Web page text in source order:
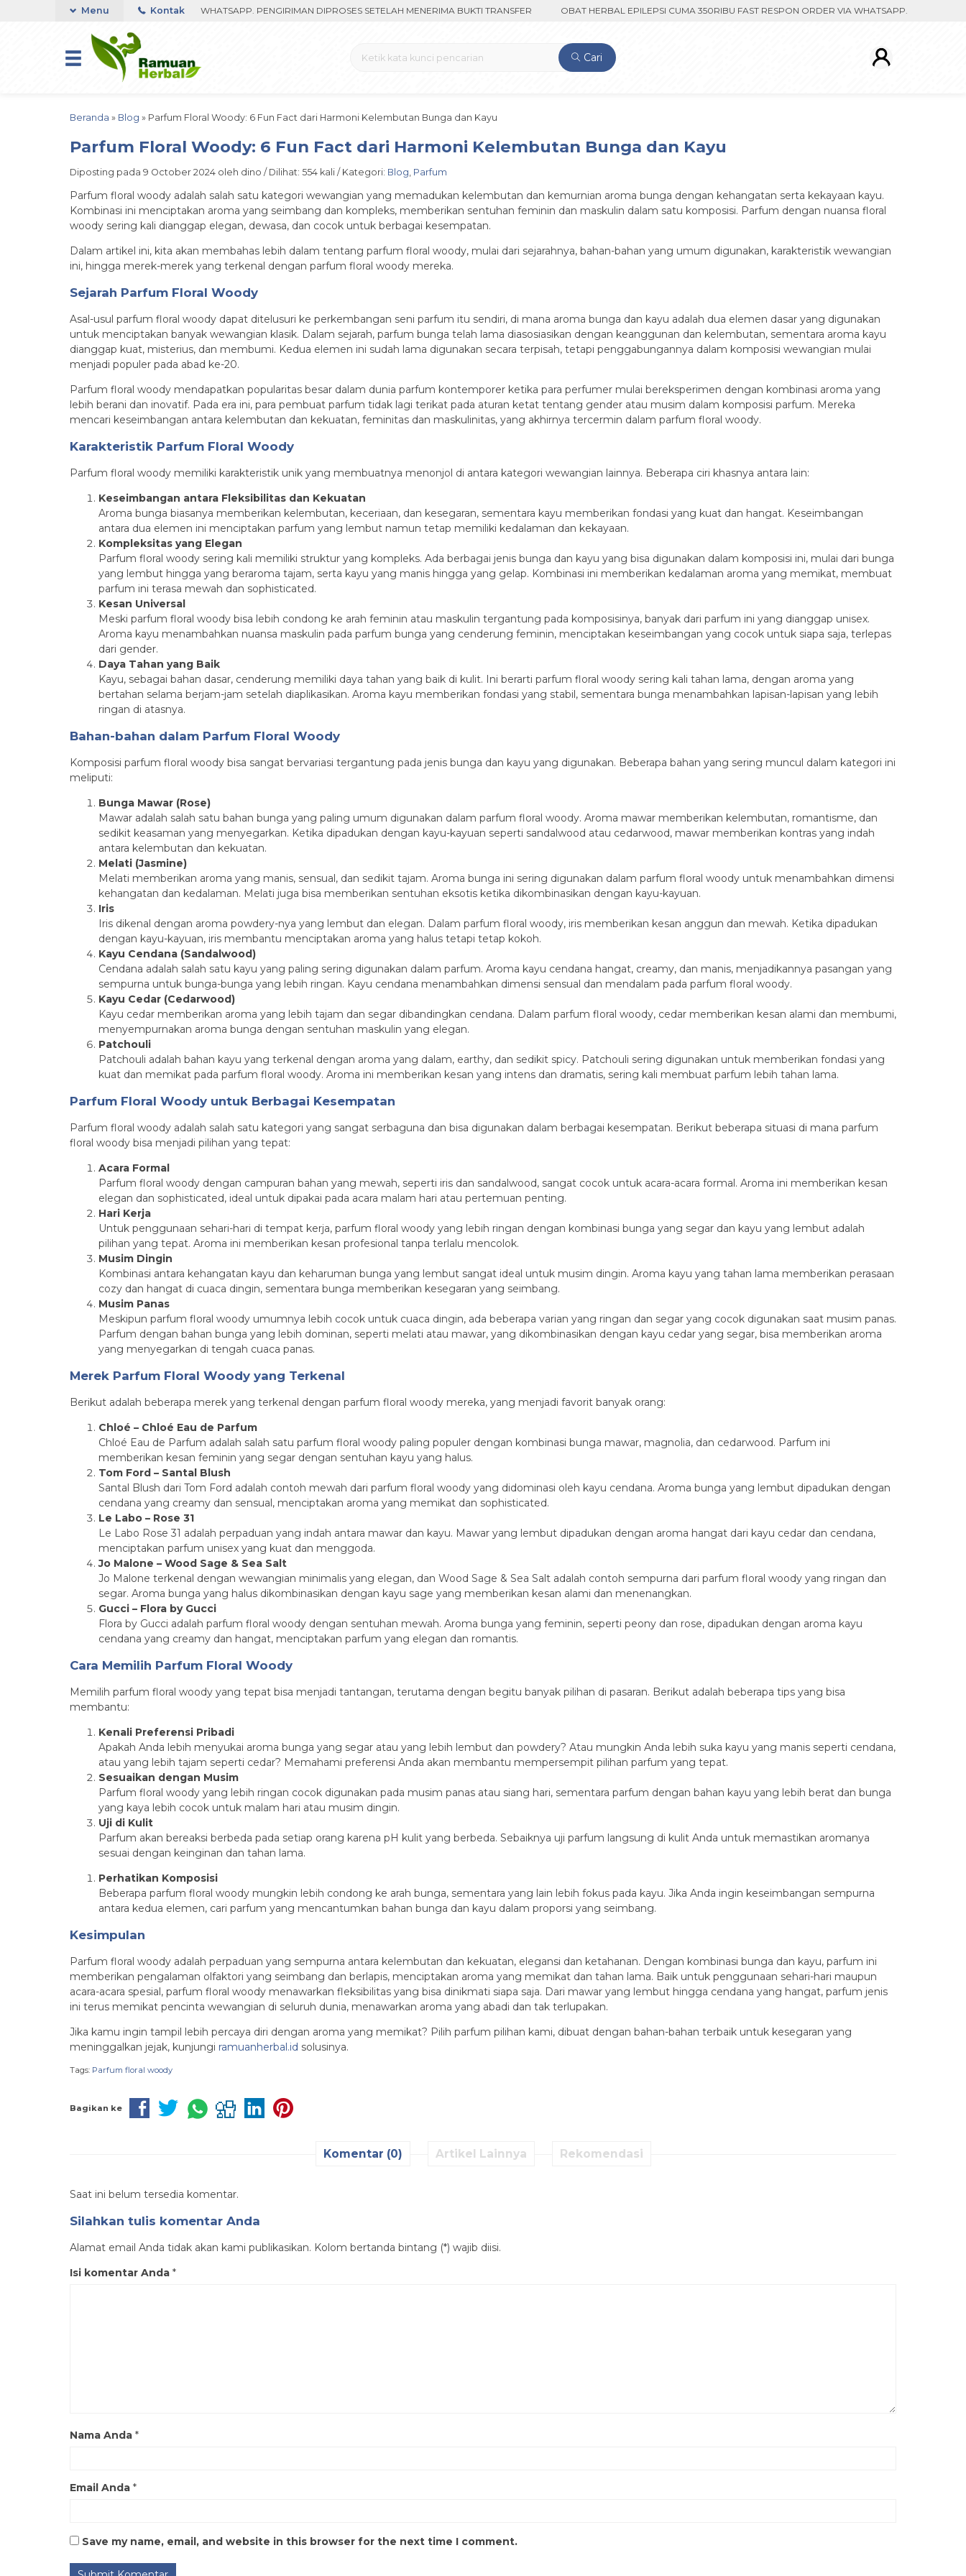
350RIBU FAST RESPON ORDER VIA WHATSAPP. PENGIRIMAN DIPROSES SETELAH MENERIMA BUKTI TRANSFER OBAT HERBAL EPILEPSI CUMA 350RIBU FAST RESPON ORDER VIA WHATSAPP. PENGIRIMAN
Menu Kontak
Cari
Beranda » Blog » Parfum Floral Woody: 6 Fun Fact dari Harmoni Kelembutan Bunga dan Kayu
Parfum Floral Woody: 6 Fun Fact dari Harmoni Kelembutan Bunga dan Kayu
Diposting pada 9 October 2024 oleh dino / Dilihat: 554 kali / Kategori: Blog, Parfum
Parfum floral woody adalah salah satu kategori wewangian yang memadukan kelembutan dan kemurnian aroma bunga dengan kehangatan serta kekayaan kayu.
Kombinasi ini menciptakan aroma yang seimbang dan kompleks, memberikan sentuhan feminin dan maskulin dalam satu komposisi. Parfum dengan nuansa floral
woody sering kali dianggap elegan, dewasa, dan cocok untuk berbagai kesempatan.
Dalam artikel ini, kita akan membahas lebih dalam tentang parfum floral woody, mulai dari sejarahnya, bahan-bahan yang umum digunakan, karakteristik wewangian
ini, hingga merek-merek yang terkenal dengan parfum floral woody mereka.
Sejarah Parfum Floral Woody
Asal-usul parfum floral woody dapat ditelusuri ke perkembangan seni parfum itu sendiri, di mana aroma bunga dan kayu adalah dua elemen dasar yang digunakan
untuk menciptakan banyak wewangian klasik. Dalam sejarah, parfum bunga telah lama diasosiasikan dengan keanggunan dan kelembutan, sementara aroma kayu
dianggap kuat, misterius, dan membumi. Kedua elemen ini sudah lama digunakan secara terpisah, tetapi penggabungannya dalam komposisi wewangian mulai
menjadi populer pada abad ke-20.
Parfum floral woody mendapatkan popularitas besar dalam dunia parfum kontemporer ketika para perfumer mulai bereksperimen dengan kombinasi aroma yang
lebih berani dan inovatif. Pada era ini, para pembuat parfum tidak lagi terikat pada aturan ketat tentang gender atau musim dalam komposisi parfum. Mereka
mencari keseimbangan antara kelembutan dan kekuatan, feminitas dan maskulinitas, yang akhirnya tercermin dalam parfum floral woody.
Karakteristik Parfum Floral Woody
Parfum floral woody memiliki karakteristik unik yang membuatnya menonjol di antara kategori wewangian lainnya. Beberapa ciri khasnya antara lain:
Keseimbangan antara Fleksibilitas dan Kekuatan
Aroma bunga biasanya memberikan kelembutan, keceriaan, dan kesegaran, sementara kayu memberikan fondasi yang kuat dan hangat. Keseimbangan
antara dua elemen ini menciptakan parfum yang lembut namun tetap memiliki kedalaman dan kekayaan.
Kompleksitas yang Elegan
Parfum floral woody sering kali memiliki struktur yang kompleks. Ada berbagai jenis bunga dan kayu yang bisa digunakan dalam komposisi ini, mulai dari bunga
yang lembut hingga yang beraroma tajam, serta kayu yang manis hingga yang gelap. Kombinasi ini memberikan kedalaman aroma yang memikat, membuat
parfum ini terasa mewah dan sophisticated.
Kesan Universal
Meski parfum floral woody bisa lebih condong ke arah feminin atau maskulin tergantung pada komposisinya, banyak dari parfum ini yang dianggap unisex.
Aroma kayu menambahkan nuansa maskulin pada parfum bunga yang cenderung feminin, menciptakan keseimbangan yang cocok untuk siapa saja, terlepas
dari gender.
Daya Tahan yang Baik
Kayu, sebagai bahan dasar, cenderung memiliki daya tahan yang baik di kulit. Ini berarti parfum floral woody sering kali tahan lama, dengan aroma yang
bertahan selama berjam-jam setelah diaplikasikan. Aroma kayu memberikan fondasi yang stabil, sementara bunga menambahkan lapisan-lapisan yang lebih
ringan di atasnya.
Bahan-bahan dalam Parfum Floral Woody
Komposisi parfum floral woody bisa sangat bervariasi tergantung pada jenis bunga dan kayu yang digunakan. Beberapa bahan yang sering muncul dalam kategori ini
meliputi:
Bunga Mawar (Rose)
Mawar adalah salah satu bahan bunga yang paling umum digunakan dalam parfum floral woody. Aroma mawar memberikan kelembutan, romantisme, dan
sedikit keasaman yang menyegarkan. Ketika dipadukan dengan kayu-kayuan seperti sandalwood atau cedarwood, mawar memberikan kontras yang indah
antara kelembutan dan kekuatan.
Melati (Jasmine)
Melati memberikan aroma yang manis, sensual, dan sedikit tajam. Aroma bunga ini sering digunakan dalam parfum floral woody untuk menambahkan dimensi
kehangatan dan kedalaman. Melati juga bisa memberikan sentuhan eksotis ketika dikombinasikan dengan kayu-kayuan.
Iris
Iris dikenal dengan aroma powdery-nya yang lembut dan elegan. Dalam parfum floral woody, iris memberikan kesan anggun dan mewah. Ketika dipadukan
dengan kayu-kayuan, iris membantu menciptakan aroma yang halus tetapi tetap kokoh.
Kayu Cendana (Sandalwood)
Cendana adalah salah satu kayu yang paling sering digunakan dalam parfum. Aroma kayu cendana hangat, creamy, dan manis, menjadikannya pasangan yang
sempurna untuk bunga-bunga yang lebih ringan. Kayu cendana menambahkan dimensi sensual dan mendalam pada parfum floral woody.
Kayu Cedar (Cedarwood)
Kayu cedar memberikan aroma yang lebih tajam dan segar dibandingkan cendana. Dalam parfum floral woody, cedar memberikan kesan alami dan membumi,
menyempurnakan aroma bunga dengan sentuhan maskulin yang elegan.
Patchouli
Patchouli adalah bahan kayu yang terkenal dengan aroma yang dalam, earthy, dan sedikit spicy. Patchouli sering digunakan untuk memberikan fondasi yang
kuat dan memikat pada parfum floral woody. Aroma ini memberikan kesan yang intens dan dramatis, sering kali membuat parfum lebih tahan lama.
Parfum Floral Woody untuk Berbagai Kesempatan
Parfum floral woody adalah salah satu kategori yang sangat serbaguna dan bisa digunakan dalam berbagai kesempatan. Berikut beberapa situasi di mana parfum
floral woody bisa menjadi pilihan yang tepat:
Acara Formal
Parfum floral woody dengan campuran bahan yang mewah, seperti iris dan sandalwood, sangat cocok untuk acara-acara formal. Aroma ini memberikan kesan
elegan dan sophisticated, ideal untuk dipakai pada acara malam hari atau pertemuan penting.
Hari Kerja
Untuk penggunaan sehari-hari di tempat kerja, parfum floral woody yang lebih ringan dengan kombinasi bunga yang segar dan kayu yang lembut adalah
pilihan yang tepat. Aroma ini memberikan kesan profesional tanpa terlalu mencolok.
Musim Dingin
Kombinasi antara kehangatan kayu dan keharuman bunga yang lembut sangat ideal untuk musim dingin. Aroma kayu yang tahan lama memberikan perasaan
cozy dan hangat di cuaca dingin, sementara bunga memberikan kesegaran yang seimbang.
Musim Panas
Meskipun parfum floral woody umumnya lebih cocok untuk cuaca dingin, ada beberapa varian yang ringan dan segar yang cocok digunakan saat musim panas.
Parfum dengan bahan bunga yang lebih dominan, seperti melati atau mawar, yang dikombinasikan dengan kayu cedar yang segar, bisa memberikan aroma
yang menyegarkan di tengah cuaca panas.
Merek Parfum Floral Woody yang Terkenal
Berikut adalah beberapa merek yang terkenal dengan parfum floral woody mereka, yang menjadi favorit banyak orang:
Chloé – Chloé Eau de Parfum
Chloé Eau de Parfum adalah salah satu parfum floral woody paling populer dengan kombinasi bunga mawar, magnolia, dan cedarwood. Parfum ini
memberikan kesan feminin yang segar dengan sentuhan kayu yang halus.
Tom Ford – Santal Blush
Santal Blush dari Tom Ford adalah contoh mewah dari parfum floral woody yang didominasi oleh kayu cendana. Aroma bunga yang lembut dipadukan dengan
cendana yang creamy dan sensual, menciptakan aroma yang memikat dan sophisticated.
Le Labo – Rose 31
Le Labo Rose 31 adalah perpaduan yang indah antara mawar dan kayu. Mawar yang lembut dipadukan dengan aroma hangat dari kayu cedar dan cendana,
menciptakan parfum unisex yang kuat dan menggoda.
Jo Malone – Wood Sage & Sea Salt
Jo Malone terkenal dengan wewangian minimalis yang elegan, dan Wood Sage & Sea Salt adalah contoh sempurna dari parfum floral woody yang ringan dan
segar. Aroma bunga yang halus dikombinasikan dengan kayu sage yang memberikan kesan alami dan menenangkan.
Gucci – Flora by Gucci
Flora by Gucci adalah parfum floral woody dengan sentuhan mewah. Aroma bunga yang feminin, seperti peony dan rose, dipadukan dengan aroma kayu
cendana yang creamy dan hangat, menciptakan parfum yang elegan dan romantis.
Cara Memilih Parfum Floral Woody
Memilih parfum floral woody yang tepat bisa menjadi tantangan, terutama dengan begitu banyak pilihan di pasaran. Berikut adalah beberapa tips yang bisa
membantu:
Kenali Preferensi Pribadi
Apakah Anda lebih menyukai aroma bunga yang segar atau yang lebih lembut dan powdery? Atau mungkin Anda lebih suka kayu yang manis seperti cendana,
atau yang lebih tajam seperti cedar? Memahami preferensi Anda akan membantu mempersempit pilihan parfum yang tepat.
Sesuaikan dengan Musim
Parfum floral woody yang lebih ringan cocok digunakan pada musim panas atau siang hari, sementara parfum dengan bahan kayu yang lebih berat dan bunga
yang kaya lebih cocok untuk malam hari atau musim dingin.
Uji di Kulit
Parfum akan bereaksi berbeda pada setiap orang karena pH kulit yang berbeda. Sebaiknya uji parfum langsung di kulit Anda untuk memastikan aromanya
sesuai dengan keinginan dan tahan lama.
Perhatikan Komposisi
Beberapa parfum floral woody mungkin lebih condong ke arah bunga, sementara yang lain lebih fokus pada kayu. Jika Anda ingin keseimbangan sempurna
antara kedua elemen, cari parfum yang mencantumkan bahan bunga dan kayu dalam proporsi yang seimbang.
Kesimpulan
Parfum floral woody adalah perpaduan yang sempurna antara kelembutan dan kekuatan, elegansi dan ketahanan. Dengan kombinasi bunga dan kayu, parfum ini
memberikan pengalaman olfaktori yang seimbang dan berlapis, menciptakan aroma yang memikat dan tahan lama. Baik untuk penggunaan sehari-hari maupun
acara-acara spesial, parfum floral woody menawarkan fleksibilitas yang bisa dinikmati siapa saja. Dari mawar yang lembut hingga cendana yang hangat, parfum jenis
ini terus memikat pencinta wewangian di seluruh dunia, menawarkan aroma yang abadi dan tak terlupakan.
Jika kamu ingin tampil lebih percaya diri dengan aroma yang memikat? Pilih parfum pilihan kami, dibuat dengan bahan-bahan terbaik untuk kesegaran yang
meninggalkan jejak, kunjungi ramuanherbal.id solusinya.
Tags: Parfum floral woody
Bagikan ke
Komentar (0) Artikel Lainnya Rekomendasi
Saat ini belum tersedia komentar.
Silahkan tulis komentar Anda
Alamat email Anda tidak akan kami publikasikan. Kolom bertanda bintang (*) wajib diisi.
Isi komentar Anda *
Nama Anda *
Email Anda *
Save my name, email, and website in this browser for the next time I comment.